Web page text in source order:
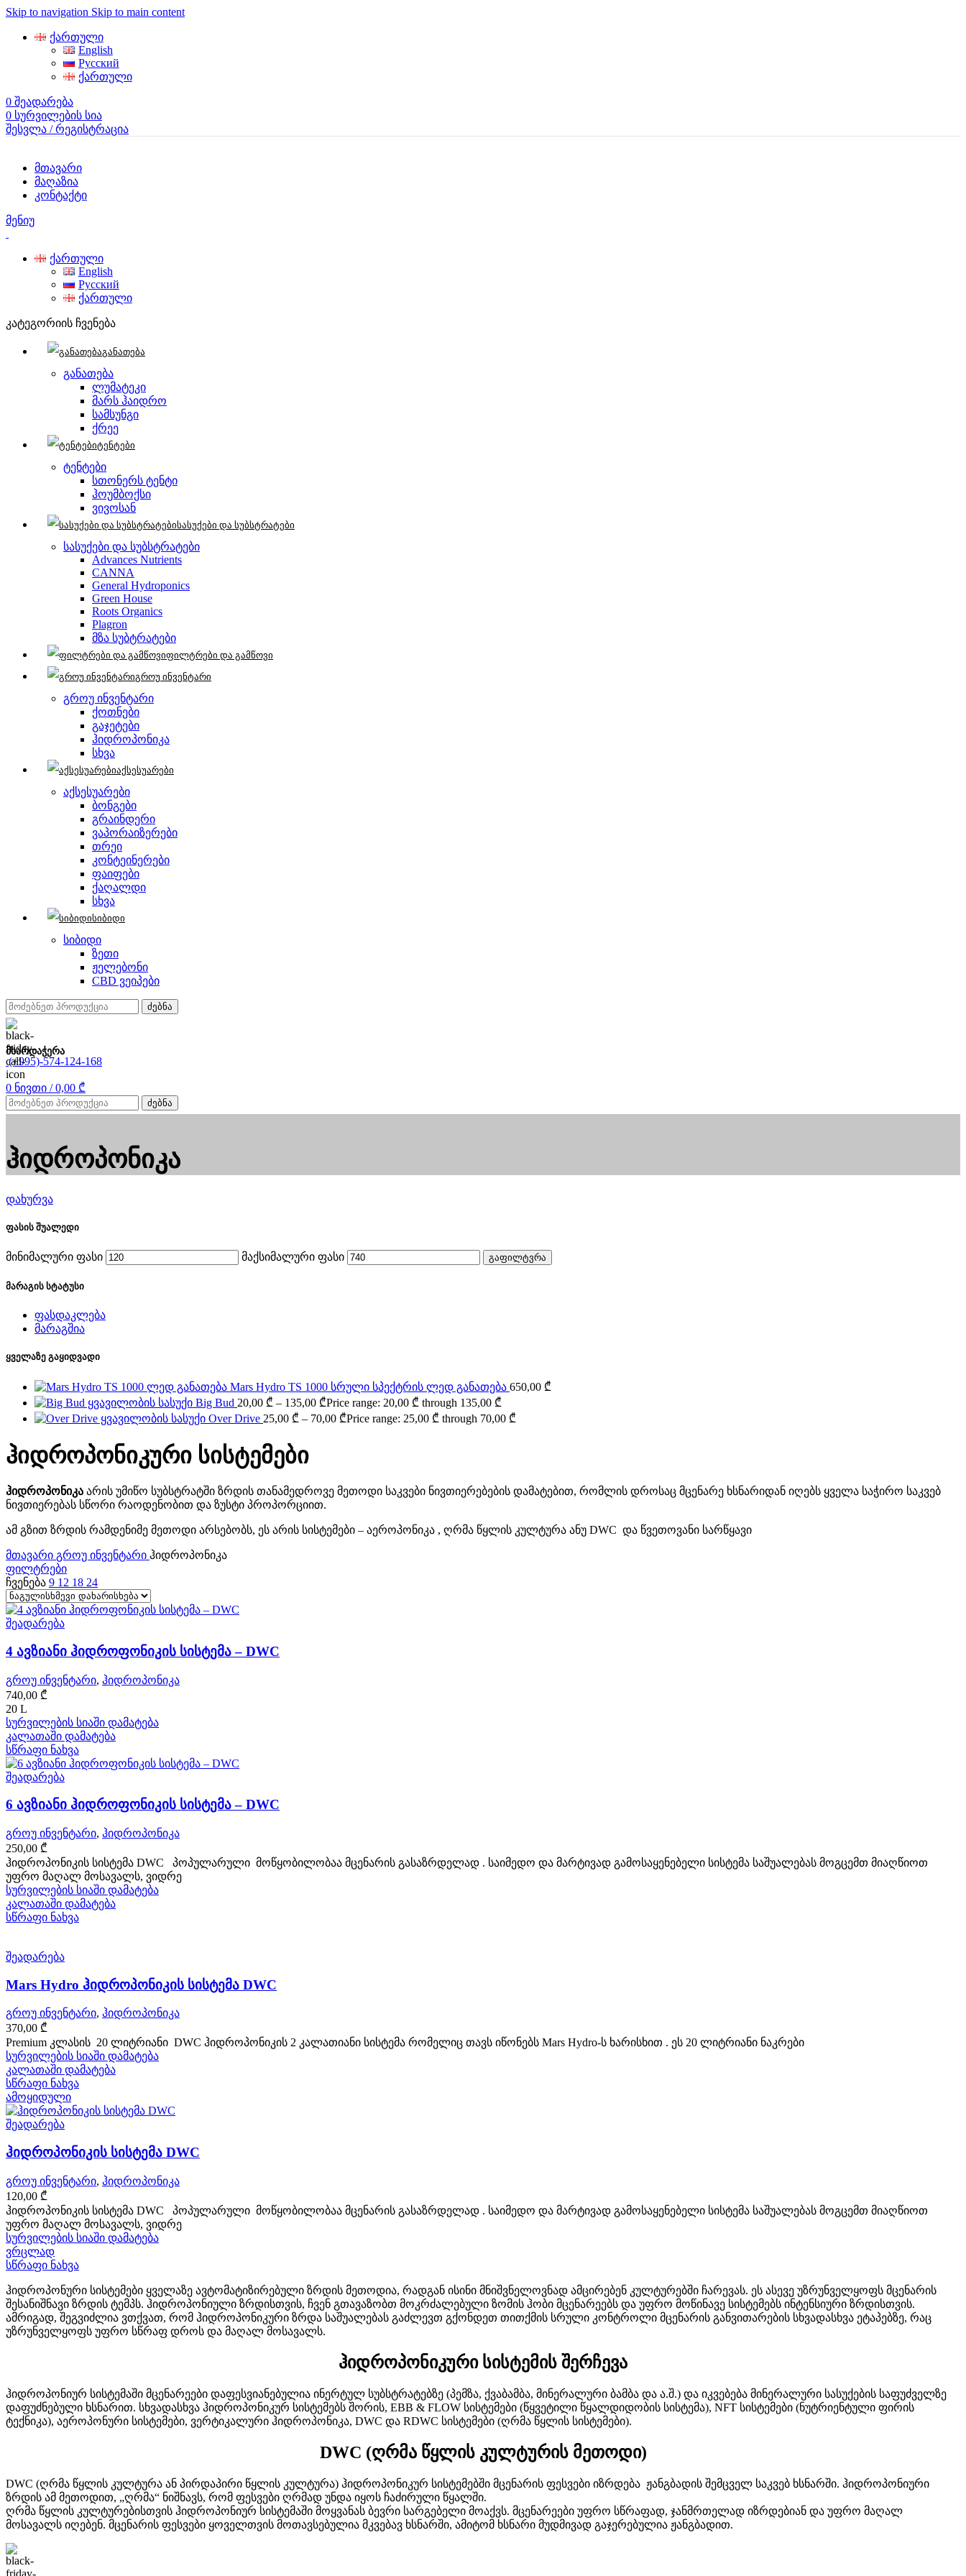
Skip to navigation Skip to main content
ქართული
English
Русский
ქართული
0 შეადარება
0 სურვილების სია
შესვლა / რეგისტრაცია
მთავარი
მაღაზია
კონტაქტი
მენიუ
ქართული
English
Русский
ქართული
კატეგორიის ჩვენება
განათება
განათება
ლუმატეკი
მარს ჰაიდრო
სამსუნგი
ქრეე
ტენტები
ტენტები
სთონერს ტენტი
ჰოუმბოქსი
ვივოსან
სასუქები და სუბსტრატები
სასუქები და სუბსტრატები
Advances Nutrients
CANNA
General Hydroponics
Green House
Roots Organics
Plagron
მზა სუბტრატები
ფილტრები და გამწოვი
გროუ ინვენტარი
გროუ ინვენტარი
ქოთნები
გაჯეტები
ჰიდროპონიკა
სხვა
აქსესუარები
აქსესუარები
ბონგები
გრაინდერი
ვაპორაიზერები
თრეი
კონტეინერები
ფაიფები
ქაღალდი
სხვა
სიბიდი
სიბიდი
ზეთი
ჟელებონი
CBD ვეიპები
ძებნა
მხარდაჭერა
(+995)-574-124-168
0 ნივთი / 0,00 ₾
ძებნა
ჰიდროპონიკა
დახურვა
ფასის შუალედი
მინიმალური ფასი მაქსიმალური ფასი გაფილტვრა
მარაგის სტატუსი
ფასდაკლება
მარაგშია
ყველაზე გაყიდვადი
Mars Hydro TS 1000 სრული სპექტრის ლედ განათება 650,00 ₾
Big Bud 20,00 ₾ – 135,00 ₾Price range: 20,00 ₾ through 135,00 ₾
Over Drive 25,00 ₾ – 70,00 ₾Price range: 25,00 ₾ through 70,00 ₾
ჰიდროპონიკური სისტემები
ჰიდროპონიკა არის უმიწო სუბსტრატში ზრდის თანამედროვე მეთოდი საკვები ნივთიერებების დამატებით, რომლის დროსაც მცენარე ხსნარიდან იღებს ყველა საჭირო საკვებ
ნივთიერებას სწორი რაოდენობით და ზუსტი პროპორციით.
ამ გზით ზრდის რამდენიმე მეთოდი არსებობს, ეს არის სისტემები – აეროპონიკა , ღრმა წყლის კულტურა ანუ DWC და წვეთოვანი სარწყავი
მთავარი გროუ ინვენტარი ჰიდროპონიკა
ფილტრები
ჩვენება 9 12 18 24
შეადარება
4 ავზიანი ჰიდროფონიკის სისტემა – DWC
გროუ ინვენტარი, ჰიდროპონიკა
740,00 ₾
20 L
სურვილების სიაში დამატება
კალათაში დამატება
სწრაფი ნახვა
შეადარება
6 ავზიანი ჰიდროფონიკის სისტემა – DWC
გროუ ინვენტარი, ჰიდროპონიკა
250,00 ₾
ჰიდროპონიკის სისტემა DWC პოპულარული მოწყობილობაა მცენარის გასაზრდელად . საიმედო და მარტივად გამოსაყენებელი სისტემა საშუალებას მოგცემთ მიაღწიოთ
უფრო მაღალ მოსავალს, ვიდრე
სურვილების სიაში დამატება
კალათაში დამატება
სწრაფი ნახვა
შეადარება
Mars Hydro ჰიდროპონიკის სისტემა DWC
გროუ ინვენტარი, ჰიდროპონიკა
370,00 ₾
Premium კლასის 20 ლიტრიანი DWC ჰიდროპონიკის 2 კალათიანი სისტემა რომელიც თავს იწონებს Mars Hydro-ს ხარისხით . ეს 20 ლიტრიანი ნაკრები
სურვილების სიაში დამატება
კალათაში დამატება
სწრაფი ნახვა
ამოყიდული
შეადარება
ჰიდროპონიკის სისტემა DWC
გროუ ინვენტარი, ჰიდროპონიკა
120,00 ₾
ჰიდროპონიკის სისტემა DWC პოპულარული მოწყობილობაა მცენარის გასაზრდელად . საიმედო და მარტივად გამოსაყენებელი სისტემა საშუალებას მოგცემთ მიაღწიოთ
უფრო მაღალ მოსავალს, ვიდრე
სურვილების სიაში დამატება
ვრცლად
სწრაფი ნახვა
ჰიდროპონური სისტემები ყველაზე ავტომატიზირებული ზრდის მეთოდია, რადგან ისინი მნიშვნელოვნად ამცირებენ კულტურებში ჩარევას. ეს ასევე უზრუნველყოფს მცენარის
შესანიშნავი ზრდის ტემპს. ჰიდროპონიული ზრდისთვის, ჩვენ გთავაზობთ მოკრძალებული ზომის ჰობი მცენარეებს და უფრო მოწინავე სისტემებს ინტენსიური ზრდისთვის.
ამრიგად, შეგვიძლია ვთქვათ, რომ ჰიდროპონიკური ზრდა საშუალებას გაძლევთ გქონდეთ თითქმის სრული კონტროლი მცენარის განვითარების სხვადასხვა ეტაპებზე, რაც
უზრუნველყოფს უფრო სწრაფ დროს და მაღალ მოსავალს.
ჰიდროპონიკური სისტემის შერჩევა
ჰიდროპონიურ სისტემაში მცენარეები დაფესვიანებულია ინერტულ სუბსტრატებზე (პემზა, ქვაბამბა, მინერალური ბამბა და ა.შ.) და იკვებება მინერალური სასუქების საფუძველზე
დაფუძნებული ხსნარით. სხვადასხვა ჰიდროპონიკურ სისტემებს შორის, EBB & FLOW სისტემები (წყვეტილი წყალდიდობის სისტემა), NFT სისტემები (ნუტრიენტული ფირის
ტექნიკა), აეროპონური სისტემები, ვერტიკალური ჰიდროპონიკა, DWC და RDWC სისტემები (ღრმა წყლის სისტემები).
DWC (ღრმა წყლის კულტურის მეთოდი)
DWC (ღრმა წყლის კულტურა ან პირდაპირი წყლის კულტურა) ჰიდროპონიკურ სისტემებში მცენარის ფესვები იზრდება ჟანგბადის შემცველ საკვებ ხსნარში. ჰიდროპონიური
ზრდის ამ მეთოდით, „ღრმა“ ნიშნავს, რომ ფესვები ღრმად უნდა იყოს ჩაძირული წყალში.
ღრმა წყლის კულტურებისთვის ჰიდროპონიურ სისტემაში მოყვანას ბევრი სარგებელი მოაქვს. მცენარეები უფრო სწრაფად, ჯანმრთელად იზრდებიან და უფრო მაღალ
მოსავალს იღებენ. მცენარის ფესვები ყოველთვის მოთავსებულია მკვებავ ხსნარში, ამიტომ ხსნარი მუდმივად გაჯერებულია ჟანგბადით.